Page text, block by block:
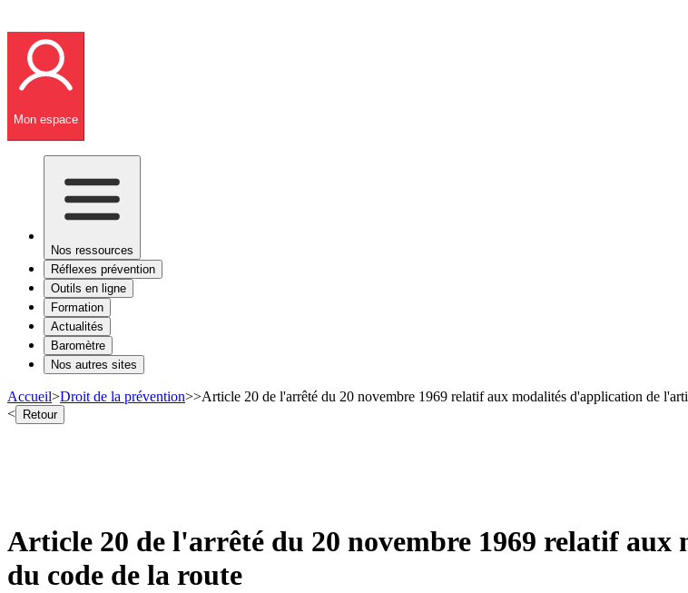
Mon espace
Nos ressources
Réflexes prévention
Outils en ligne
Formation
Actualités
Baromètre
Nos autres sites
Accueil>Droit de la prévention>>Article 20 de l'arrêté du 20 novembre 1969 relatif aux modalités d'application de
< Retour
Article 20 de l'arrêté du 20 novembre 1969 relatif
du code de la route